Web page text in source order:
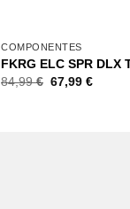
COMPONENTES
FKRG ELC SPR DLX
84,99€ 67,99€